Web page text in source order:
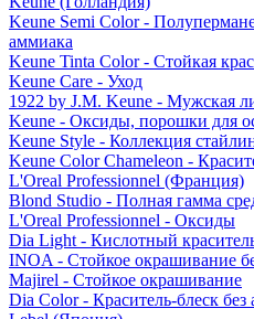
Keune Semi Color -
аммиака
Keune Tinta Color - Стойкая
Keune Care - Уход
1922 by J.M. Keune - Мужская
Keune - Оксиды, порошки для
Keune Style - Коллекция
Keune Color Chameleon -
L'Oreal Professionnel (Франция)
Blond Studio - Полная гамма
L'Oreal Professionnel - Оксиды
Dia Light - Кислотный
INOA - Стойкое окрашивание
Majirel - Стойкое окрашивание
Dia Color - Краситель-блеск без